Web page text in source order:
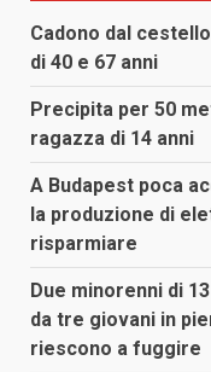
Cadono dal
di 40 e 67 anni
Precipita per 50
ragazza di 14 anni
A Budapest poca
la produzione di
risparmiare
Due minorenni di
da tre giovani in
riescono a fuggire